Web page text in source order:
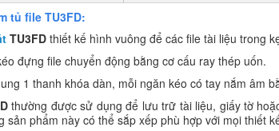
tủ file TU3FD:
TU3FD thiết kế hình vuông để các file tài liệu trong
đựng file chuyển động bằng cơ cấu ray thép uốn.
1 thanh khóa dàn, mỗi ngăn kéo có tay nắm âm
thường được sử dụng để lưu trữ tài liệu, giấy tờ
sản phẩm này có thể sắp xếp phù hợp với mọi thiết